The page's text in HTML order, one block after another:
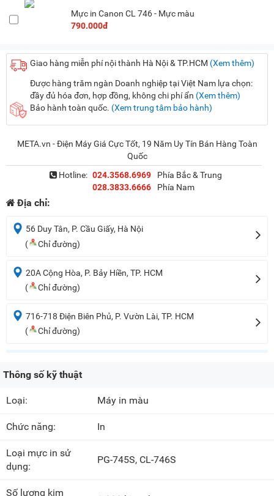
Mực in Canon CL 746 - Mực màu
790.000đ
Giao hàng miễn phí nội thành Hà Nội & TP.HCM (Xem thêm)
Được hàng trăm ngàn Doanh nghiệp tại Việt Nam lựa chọn:
đầy đủ hóa đơn, hợp đồng, không chi phí ẩn (Xem thêm)
Bảo hành toàn quốc. (Xem trung tâm bảo hành)
META.vn - Điện Máy Giá Cực Tốt, 19 Năm Uy Tín Bán Hàng Toàn
Quốc
Hotline: 024.3568.6969
Phía Bắc & Trung
028.3833.6666
Phía Nam
Địa chỉ:
56 Duy Tân, P. Cầu Giấy, Hà Nội
(
Chỉ đường)
20A Cộng Hòa, P. Bảy Hiền, TP. HCM
(
Chỉ đường)
716-718 Điện Biên Phủ, P. Vườn Lài, TP. HCM
(
Chỉ đường)
Thông số kỹ thuật
Loại: Máy in màu
Chức năng: In
Loại mực in sử
dụng:
PG-745S, CL-746S
Số lượng kim